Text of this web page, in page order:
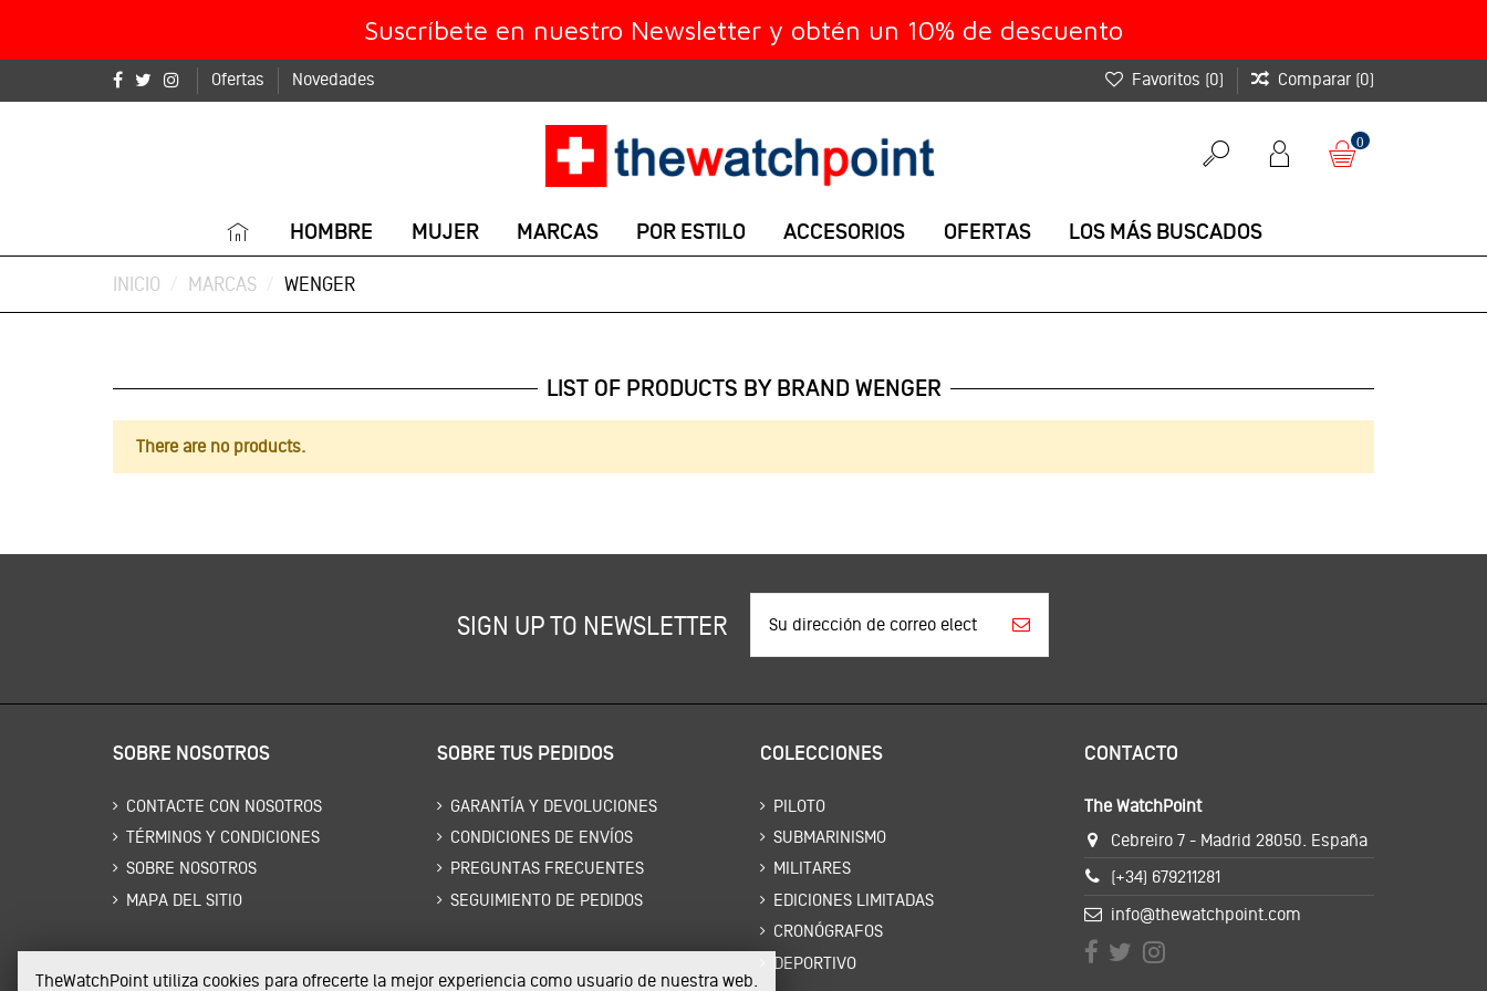
Suscríbete en nuestro Newsletter y obtén un 10% de descuento
Ofertas Novedades Favoritos (0) Comparar (0)
0
HOMBRE MUJER MARCAS POR ESTILO ACCESORIOS OFERTAS LOS MÁS BUSCADOS
INICIO MARCAS WENGER
LIST OF PRODUCTS BY BRAND WENGER
There are no products.
SIGN UP TO NEWSLETTER
SOBRE NOSOTROS
CONTACTE CON NOSOTROS
TÉRMINOS Y CONDICIONES
SOBRE NOSOTROS
MAPA DEL SITIO
SOBRE TUS PEDIDOS
GARANTÍA Y DEVOLUCIONES
CONDICIONES DE ENVÍOS
PREGUNTAS FRECUENTES
SEGUIMIENTO DE PEDIDOS
COLECCIONES
PILOTO
SUBMARINISMO
MILITARES
EDICIONES LIMITADAS
CRONÓGRAFOS
DEPORTIVO
CONTACTO
The WatchPoint
Cebreiro 7 - Madrid 28050. España
(+34) 679211281
info@thewatchpoint.com
TheWatchPoint utiliza cookies para ofrecerte la mejor experiencia como usuario de nuestra web.